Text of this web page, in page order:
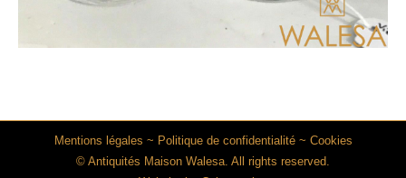
Mentions légales ~ Politique de confidentialité~ Cookies
© Antiquités Maison Walesa. All rights reserved.